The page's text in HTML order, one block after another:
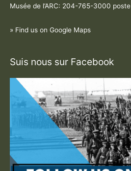
Musée de l’ARC: 204-765-3000 poste
» Find us on Google Maps
Suis nous sur Facebook